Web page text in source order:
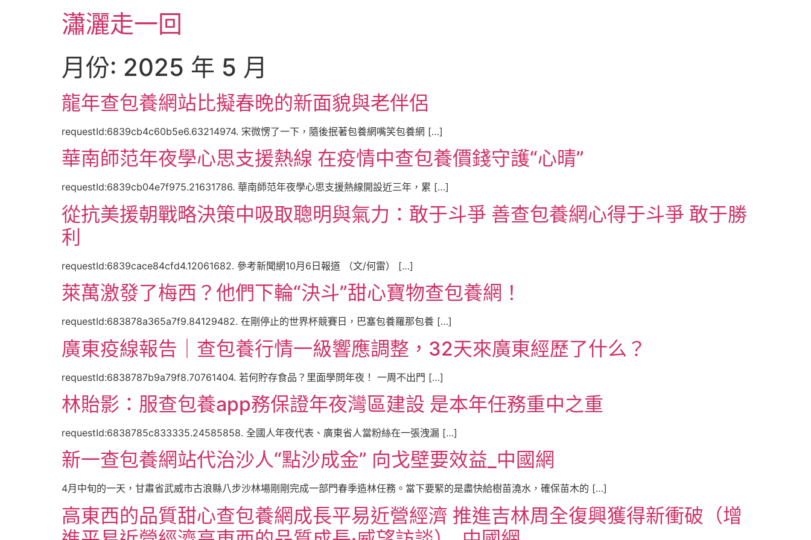
瀟灑走一回
月份: 2025 年 5 月
龍年查包養網站比擬春晚的新面貌與老伴侶
requestId:6839cb4c60b5e6.63214974. 宋微愣了一下，隨後抿著包養網嘴笑包養網 […]
華南師范年夜學心思支援熱線 在疫情中查包養價錢守護“心晴”
requestId:6839cb04e7f975.21631786. 華南師范年夜學心思支援熱線開設近三年，累 […]
從抗美援朝戰略決策中吸取聰明與氣力：敢于斗爭 善查包養網心得于斗爭 敢于勝
利
requestId:6839cace84cfd4.12061682. 參考新聞網10月6日報道 （文/何雷） […]
萊萬激發了梅西？他們下輪“決斗”甜心寶物查包養網！
requestId:683878a365a7f9.84129482. 在剛停止的世界杯競賽日，巴塞包養羅那包養 […]
廣東疫線報告｜查包養行情一級響應調整，32天來廣東經歷了什么？
requestId:6838787b9a79f8.70761404. 若何貯存食品？里面學問年夜！ 一周不出門 […]
林貽影：服查包養app務保證年夜灣區建設 是本年任務重中之重
requestId:6838785c833335.24585858. 全國人年夜代表、廣東省人當粉絲在一張洩漏 […]
新一查包養網站代治沙人“點沙成金” 向戈壁要效益_中國網
4月中旬的一天，甘肅省武威市古浪縣八步沙林場剛剛完成一部門春季造林任務。當下要緊的是盡快給樹苗澆水，確保苗木的 […]
高東西的品質甜心查包養網成長平易近營經濟 推進吉林周全復興獲得新衝破（增